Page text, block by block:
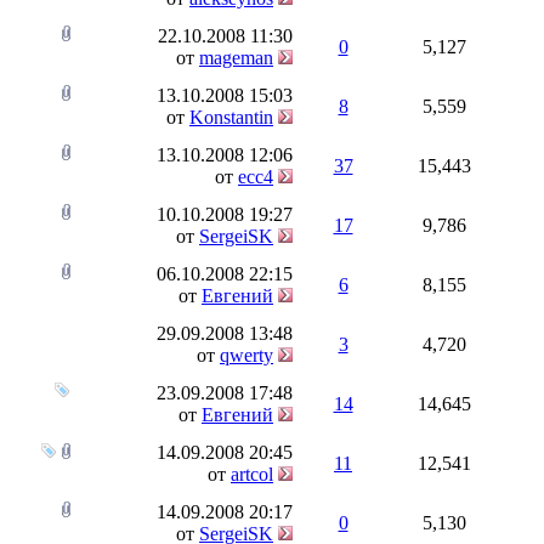
22.10.2008 11:30
от mageman
0 5,127
13.10.2008 15:03
от Konstantin
8 5,559
13.10.2008 12:06
от ecc4
37 15,443
10.10.2008 19:27
от SergeiSK
17 9,786
06.10.2008 22:15
от Евгений
6 8,155
29.09.2008 13:48
от qwerty
3 4,720
23.09.2008 17:48
от Евгений
14 14,645
14.09.2008 20:45
от artcol
11 12,541
14.09.2008 20:17
от SergeiSK
0 5,130